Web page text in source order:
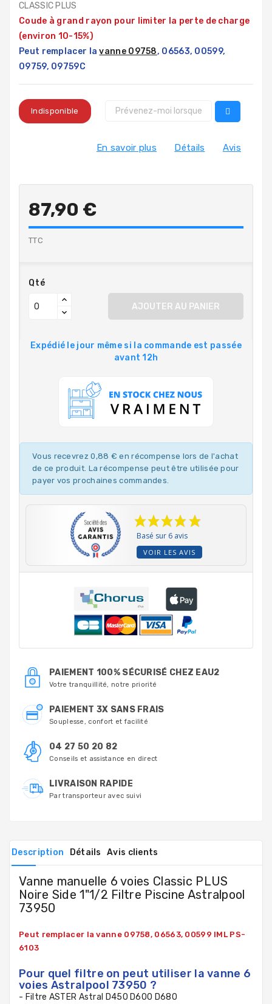
CLASSIC PLUS
Coude à grand rayon pour limiter la perte de charge
(environ 10-15%)
Peut remplacer la vanne 09758, 06563, 00599,
09759, 09759C
Indisponible
En savoir plus Détails Avis
87,90 €
TTC
Qté
AJOUTER AU PANIER
Expédié le jour même si la commande est passée
avant 12h
Vous recevrez 0,88 € en récompense lors de l'achat
de ce produit. La récompense peut être utilisée pour
payer vos prochaines commandes.
Basé sur 6 avis
VOIR LES AVIS
PAIEMENT 100% SÉCURISÉ CHEZ EAU2
Votre tranquillité, notre priorité
PAIEMENT 3X SANS FRAIS
Souplesse, confort et facilité
04 27 50 20 82
Conseils et assistance en direct
LIVRAISON RAPIDE
Par transporteur avec suivi
Description Détails Avis clients
Vanne manuelle 6 voies Classic PLUS
Noire Side 1"1/2 Filtre Piscine Astralpool
73950
Peut remplacer la vanne 09758, 06563, 00599 IML PS-
6103
Pour quel filtre on peut utiliser la vanne 6
voies Astralpool 73950 ?
- Filtre ASTER Astral D450 D600 D680